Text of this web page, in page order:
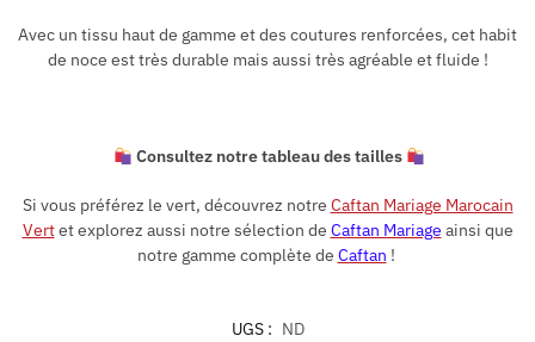
Avec un tissu haut de gamme et des coutures renforcées, cet habit
de noce est très durable mais aussi très agréable et fluide !
Consultez notre tableau des tailles
Si vous préférez le vert, découvrez notre Caftan Mariage Marocain
Vertet explorez aussi notre sélection de Caftan Mariage ainsi que
notre gamme complète de Caftan !
UGS : ND